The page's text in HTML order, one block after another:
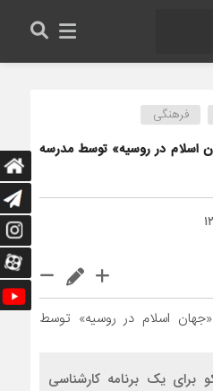
فرهنگی
اسلام در روسیه» توسط مدرسه
برای یک برنامه کارشناسی